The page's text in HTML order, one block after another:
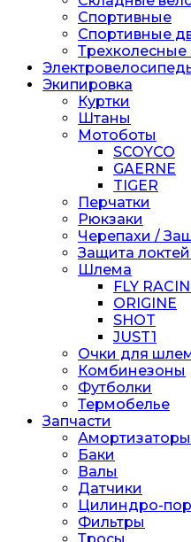
Спортивные
Спортивные
Экипировка
Куртки
Штаны
Мотоботы
SCOYCO
GAERNE
TIGER
Перчатки
Рюкзаки
Черепахи /
Защита
Шлема
FLY
ORIGINE
SHOT
JUST1
Очки для
Комбинезоны
Футболки
Термобелье
Запчасти
Амортизаторы
Баки
Валы
Датчики
Цилиндро-
Фильтры